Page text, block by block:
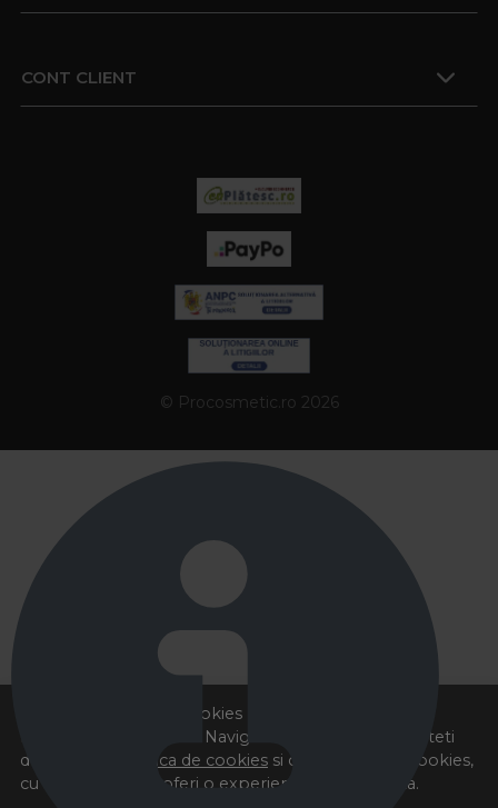
Acest site foloseste cookies pentru a va oferi
functionalitatea dorita. Navigand in continuare, sunteti
de acord cu
Politica de cookies si cu plasarea de cookies,
cu scopul de a va oferi o experienta imbunatatita.
CONT CLIENT
© Procosmetic.ro 2026